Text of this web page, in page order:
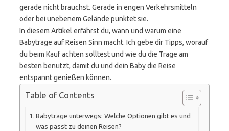
gerade nicht brauchst. Gerade in engen Verkehrsmitteln
oder bei unebenem Gelände punktet sie.
In diesem Artikel erfährst du, wann und warum eine
Babytrage auf Reisen Sinn macht. Ich gebe dir Tipps, worauf
du beim Kauf achten solltest und wie du die Trage am
besten benutzt, damit du und dein Baby die Reise
entspannt genießen können.
Table of Contents
Babytrage unterwegs: Welche Optionen gibt es und
was passt zu deinen Reisen?